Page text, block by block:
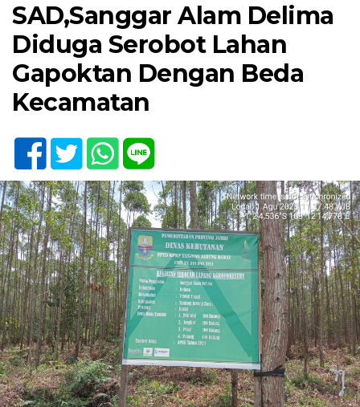
SAD,Sanggar Alam Delima
Diduga Serobot Lahan
Gapoktan Dengan Beda
Kecamatan